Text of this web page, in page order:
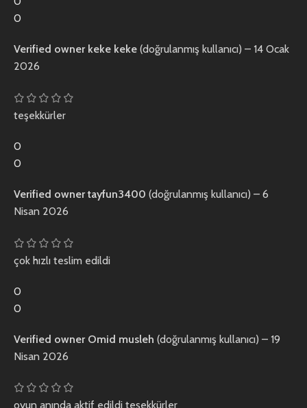
0
Verified owner keke keke (doğrulanmış kullanıcı) – 14 Ocak
2026
teşekkürler
0
0
Verified ownertayfun3400 (doğrulanmış kullanıcı) – 6
Nisan 2026
çok hızlı teslim edildi
0
0
Verified owner Omid musleh (doğrulanmış kullanıcı) – 19
Nisan 2026
oyun anında aktif edildi teşekkürler